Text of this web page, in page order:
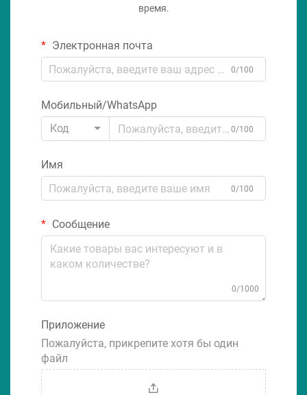
время.
Электронная почта
0/100
Мобильный/WhatsApp
Код
0/100
Имя
0/100
Сообщение
0/1000
Приложение
Пожалуйста, прикрепите хотя бы один
файл